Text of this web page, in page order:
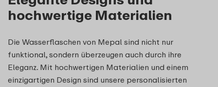
hochwertige Materialien
Die Wasserflaschen von Mepal sind nicht nur
funktional, sondern überzeugen auch durch ihre
Eleganz. Mit hochwertigen Materialien und einem
einzigartigen Design sind unsere personalisierten